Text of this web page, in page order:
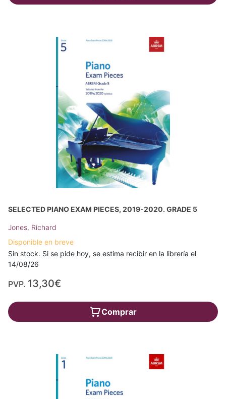
SELECTED PIANO EXAM PIECES, 2019-2020. GRADE 5
Jones, Richard
Disponible en breve
Sin stock. Si se pide hoy, se estima recibir en la librería el
14/08/26
PVP. 13,30€
Comprar